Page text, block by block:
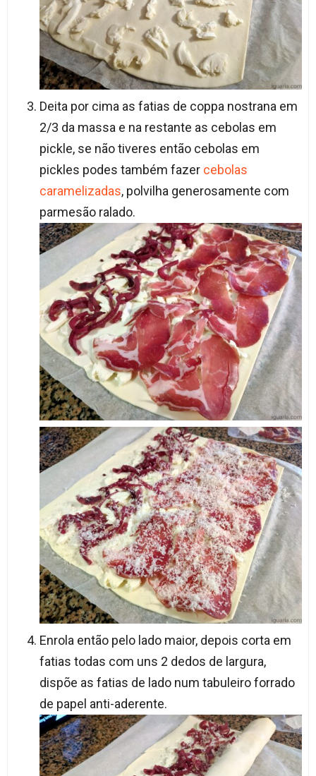
Deita por cima as fatias de coppa nostrana em
2/3 da massa e na restante as cebolas em
pickle, se não tiveres então cebolas em
pickles podes também fazer cebolas
caramelizadas, polvilha generosamente com
parmesão ralado.
Enrola então pelo lado maior, depois corta em
fatias todas com uns 2 dedos de largura,
dispõe as fatias de lado num tabuleiro forrado
de papel anti-aderente.